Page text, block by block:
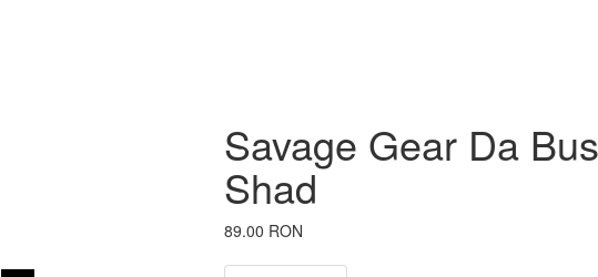
Savage Gear Da
Shad
89.00 RON